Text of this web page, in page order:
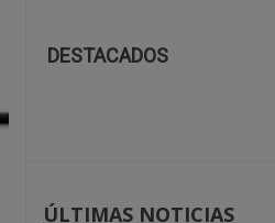
DESTACADOS
ÚLTIMAS NOTICIAS